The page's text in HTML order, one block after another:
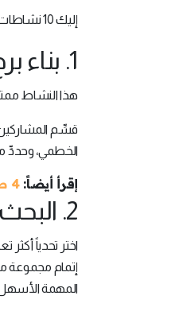
إليك 10 نشاطات تساعد في حل المشكلات:
1. بناء برج:
هذا النشاط
قسِّم
الخطمي، وحددِّ
إقرأ أيضاً:4 طرق فعالة لتعزيز التعاون بين أعضاء فريقك
2. البحث عن الكنز:
اختر تحدياً
إتمام مجموعة
المهمة الأسهل